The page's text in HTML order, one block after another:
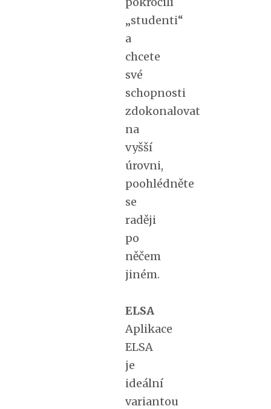
„studenti“
a
chcete
své
schopnosti
zdokonalovat
na
vyšší
úrovni,
poohlédněte
se
raději
po
něčem
jiném.
ELSA
Aplikace
ELSA
je
ideální
variantou